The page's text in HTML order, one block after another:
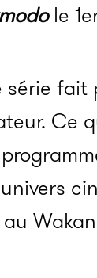
le
fait
Ce